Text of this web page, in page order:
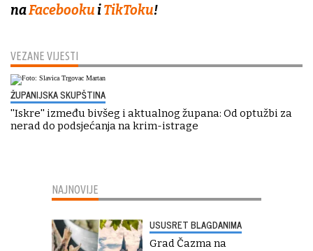
VEZANE VIJESTI
ŽUPANIJSKA SKUPŠTINA
''Iskre'' između bivšeg i aktualnog župana: Od optužbi za
nerad do podsjećanja na krim-istrage
naFacebookuiTikToku!
NAJNOVIJE
USUSRET BLAGDANIMA
Grad Čazma na